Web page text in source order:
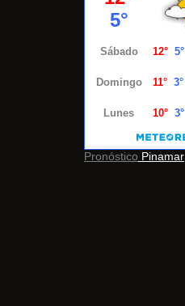
Pronóstico Pinamar